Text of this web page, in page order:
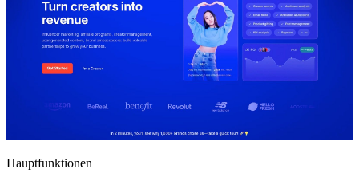
Hauptfunktionen